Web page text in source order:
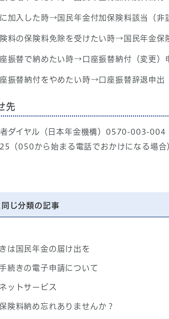
加入した時→国民年金付加保険料該当（非
料の保険料免除を受けたい時→国民年金
振替で納めたい時→口座振替納付（変更）
振替納付をやめたい時→口座振替辞退申出
先
ダイヤル（日本年金機構）0570-003-004
（050から始まる電話でおかけになる場合
じ分類の記事
は国民年金の届け出を
続きの電子申請について
ットサービス
険料納め忘れありませんか？